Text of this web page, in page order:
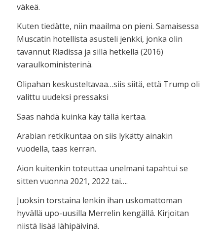
väkeä.
Kuten tiedätte, niin maailma on pieni. Samaisessa
Muscatin hotellista asusteli jenkki, jonka olin
tavannut Riadissa ja sillä hetkellä (2016)
varaulkoministerinä.
Olipahan keskusteltavaa…siis siitä, että Trump oli
valittu uudeksi pressaksi
Saas nähdä kuinka käy tällä kertaa.
Arabian retkikuntaa on siis lykätty ainakin
vuodella, taas kerran.
Aion kuitenkin toteuttaa unelmani tapahtui se
sitten vuonna 2021, 2022 tai….
Juoksin torstaina lenkin ihan uskomattoman
hyvällä upo-uusilla Merrelin kengällä. Kirjoitan
niistä lisää lähipäivinä.